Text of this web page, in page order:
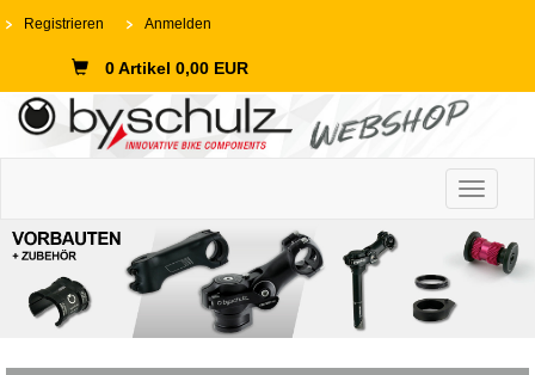
Registrieren Anmelden
0 Artikel 0,00 EUR
Toggle